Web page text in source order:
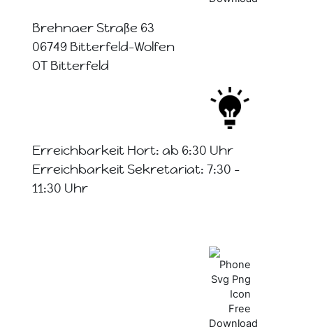
Brehnaer Straße 63
06749 Bitterfeld-Wolfen
OT Bitterfeld
Erreichbarkeit Hort: ab 6:30 Uhr
Erreichbarkeit Sekretariat: 7:30 -
11:30 Uhr